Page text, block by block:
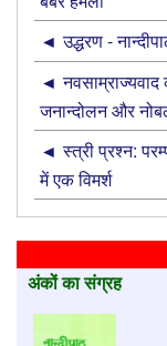
उद्धरण -
जनान्दोलन और
स्त्री प्रश्न:
में एक विमर्श
अंकों का संग्रह